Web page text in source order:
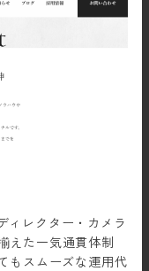
ィレクター・カメラ
えた一気通貫体制
もスムーズな運用代